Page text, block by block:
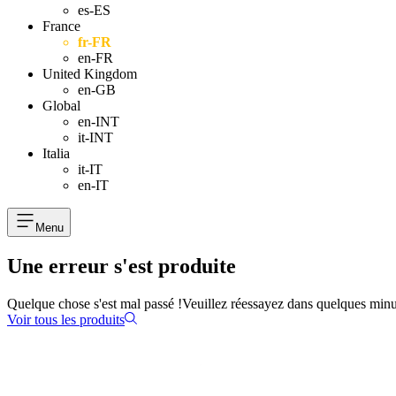
es-ES
France
fr-FR
en-FR
United Kingdom
en-GB
Global
en-INT
it-INT
Italia
it-IT
en-IT
Menu
Une erreur s'est produite
Quelque chose s'est mal passé !Veuillez réessayez dans quelques
Voir tous les produits